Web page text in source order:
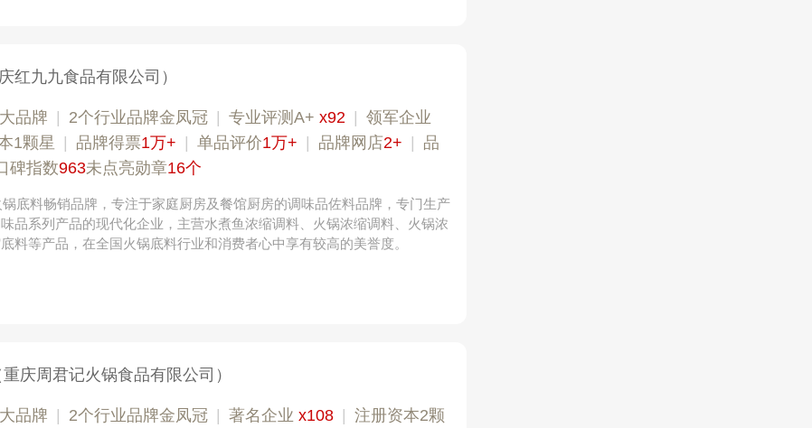
庆红九九食品有限公司）
品牌 2个行业品牌金凤冠 专业评测A+ x92
领军企业
1颗星 品牌得票1万+ 单品评价1万+ 品牌网店2+
品
碑指数963未点亮勋章16个
锅底料畅销品牌，专注于家庭厨房及餐馆厨房的调味品佐料品牌，专门生产
品系列产品的现代化企业，主营水煮鱼浓缩调料、火锅浓缩调料、火锅浓
料等产品，在全国火锅底料行业和消费者心中享有较高的美誉度。
重庆周君记火锅食品有限公司）
品牌 2个行业品牌金凤冠 著名企业 x108
注册资本2颗